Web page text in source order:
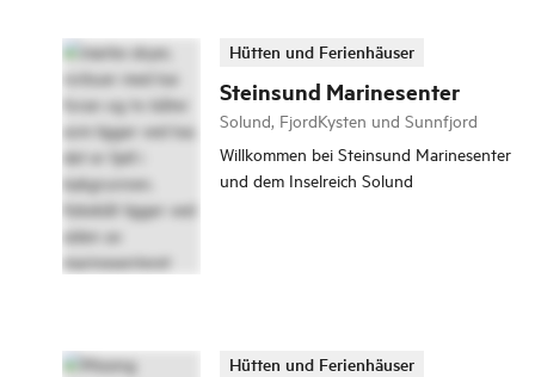
Steinsund Marinesenter
Hütten und Ferienhäuser
Solund, FjordKysten und Sunnfjord
Willkommen bei Steinsund Marinesenter
und dem Inselreich Solund
Hütten und Ferienhäuser